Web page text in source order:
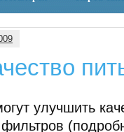
улучшить